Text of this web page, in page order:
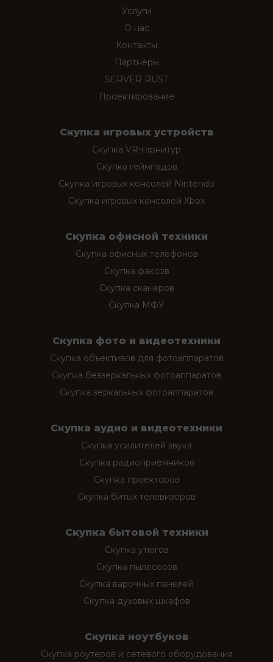
Услуги
О нас
Контакты
Партнеры
SERVER RUST
Проектирование
Скупка игровых устройств
Скупка VR-гарнитур
Скупка геймпадов
Скупка игровых консолей Nintendo
Скупка игровых консолей Xbox
Скупка офисной техники
Скупка офисных телефонов
Скупка факсов
Скупка сканеров
Скупка МФУ
Скупка фото и видеотехники
Скупка объективов для фотоаппаратов
Скупка беззеркальных фотоаппаратов
Скупка зеркальных фотоаппаратов
Скупка аудио и видеотехники
Скупка усилителей звука
Скупка радиоприёмников
Скупка проекторов
Скупка битых телевизоров
Скупка бытовой техники
Скупка утюгов
Скупка пылесосов
Скупка варочных панелей
Скупка духовых шкафов
Скупка ноутбуков
Скупка роутеров и сетевого оборудования